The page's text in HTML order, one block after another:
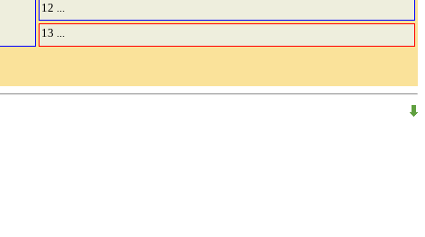
12 ...
13 ...